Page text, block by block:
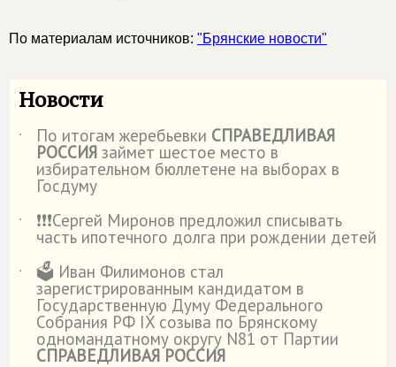
По материалам источников: "Брянские новости"
Новости
˙ По итогам жеребьевки СПРАВЕДЛИВАЯ
РОССИЯ займет шестое место в
избирательном бюллетене на выборах в
Госдуму
˙
❗️❗️❗️Сергей Миронов предложил списывать
часть ипотечного долга при рождении детей
˙
🗳️ Иван Филимонов стал
зарегистрированным кандидатом в
Государственную Думу Федерального
Собрания РФ IX созыва по Брянскому
одномандатному округу N81 от Партии
СПРАВЕДЛИВАЯ РОССИЯ